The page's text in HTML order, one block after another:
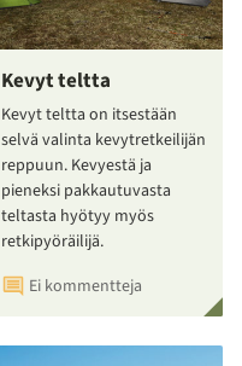
Kevyt teltta
Kevyt teltta on itsestään
selvä valinta kevytretkeilijän
reppuun. Kevyestä ja
pieneksi pakkautuvasta
teltasta hyötyy myös
retkipyöräilijä.
Ei kommentteja